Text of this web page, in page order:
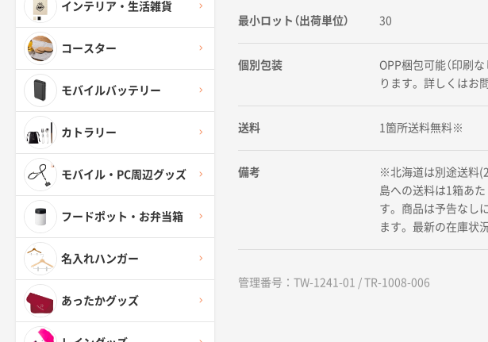
インテリア・生活雑貨
コースター
モバイルバッテリー
カトラリー
モバイル・PC周辺グッズ
フードポット・お弁当箱
名入れハンガー
あったかグッズ
最小ロット（出荷単位） 30
個別包装
OPP梱包可能（印刷
ります。詳しくはお
送料 1箇所送料無料※
備考
※北海道は別途送料
島への送料は1箱あ
す。商品は予告なし
ます。最新の在庫状
管理番号：TW-1241-01 / TR-1008-006